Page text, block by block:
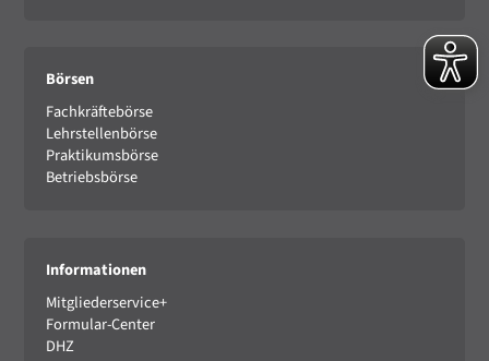
Börsen
Fachkräftebörse
Lehrstellenbörse
Praktikumsbörse
Betriebsbörse
Informationen
Mitgliederservice+
Formular-Center
DHZ